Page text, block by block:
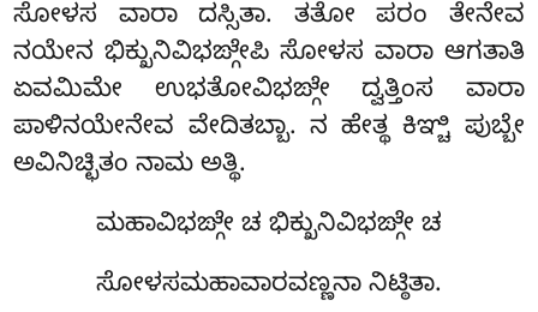
ಸೋಳಸ ವಾರಾ ದಸ್ಸಿತಾ. ತತೋ ಪರಂ ತೇನೇವ
ನಯೇನ ಭಿಕ್ಖುನಿವಿಭಙ್ಗೇಪಿ ಸೋಳಸ ವಾರಾ ಆಗತಾತಿ
ಏವಮಿಮೇ ಉಭತೋವಿಭಙ್ಗೇ ದ್ವತ್ತಿಂಸ ವಾರಾ
ಪಾಳಿನಯೇನೇವ ವೇದಿತಬ್ಬಾ. ನ ಹೇತ್ಥ ಕಿಞ್ಚಿ ಪುಬ್ಬೇ
ಅವಿನಿಚ್ಛಿತಂ ನಾಮ ಅತ್ಥಿ.
ಮಹಾವಿಭಙ್ಗೇ ಚ ಭಿಕ್ಖುನಿವಿಭಙ್ಗೇ ಚ
ಸೋಳಸಮಹಾವಾರವಣ್ಣನಾ ನಿಟ್ಠಿತಾ.